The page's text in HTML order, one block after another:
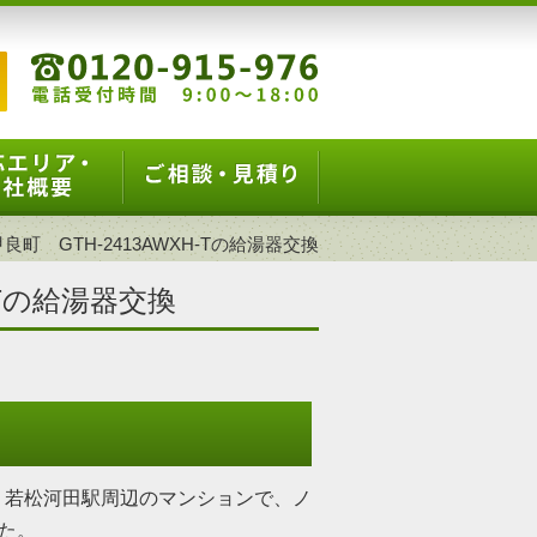
良町 GTH-2413AWXH-Tの給湯器交換
給湯器交換
松河田駅周辺のマンションで、ノ
。